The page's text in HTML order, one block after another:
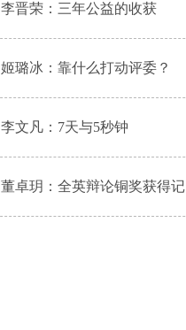
李晋荣：三年公益的收获
姬璐冰：靠什么打动评委？
李文凡：7天与5秒钟
董卓玥：全英辩论铜奖获得记